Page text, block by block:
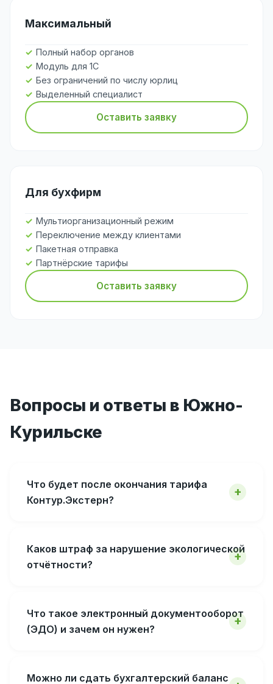
Максимальный
Полный набор органов
Модуль для 1С
Без ограничений по числу юрлиц
Выделенный специалист
Оставить заявку
Для бухфирм
Мультиорганизационный режим
Переключение между клиентами
Пакетная отправка
Партнёрские тарифы
Оставить заявку
Вопросы и ответы в Южно-
Курильске
Что будет после окончания тарифа
Контур.Экстерн?
Каков штраф за нарушение экологической
отчётности?
Что такое электронный документооборот
(ЭДО) и зачем он нужен?
Можно ли сдать бухгалтерский баланс